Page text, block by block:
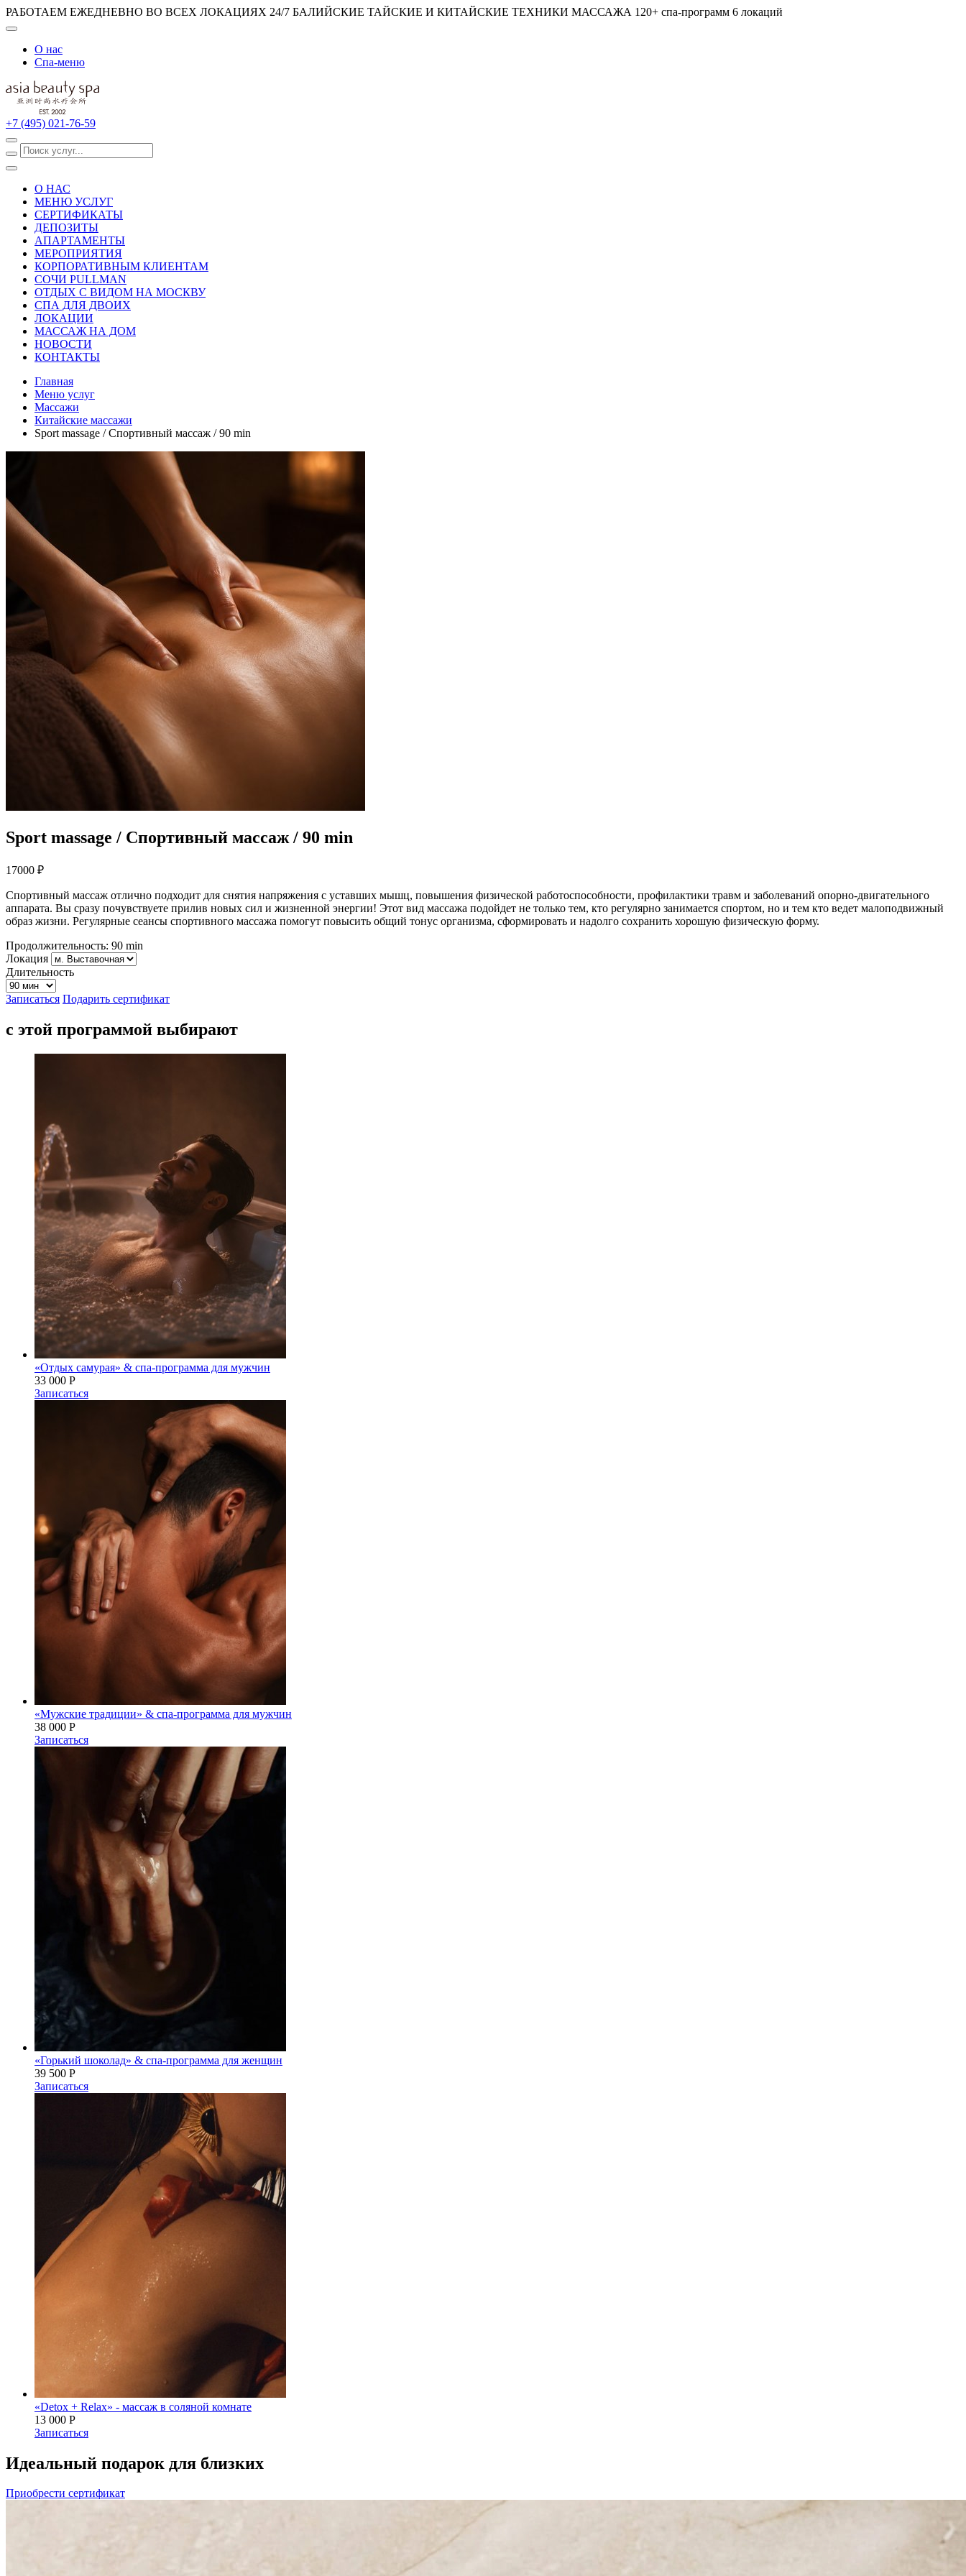
РАБОТАЕМ ЕЖЕДНЕВНО ВО ВСЕХ ЛОКАЦИЯХ 24/7 БАЛИЙСКИЕ ТАЙСКИЕ И КИТАЙСКИЕ ТЕХНИКИ МАССАЖА 120+ спа-программ 6 локаций
О нас
Спа-меню
+7 (495) 021-76-59
О НАС
МЕНЮ УСЛУГ
СЕРТИФИКАТЫ
ДЕПОЗИТЫ
АПАРТАМЕНТЫ
МЕРОПРИЯТИЯ
КОРПОРАТИВНЫМ КЛИЕНТАМ
СОЧИ PULLMAN
ОТДЫХ С ВИДОМ НА МОСКВУ
СПА ДЛЯ ДВОИХ
ЛОКАЦИИ
МАССАЖ НА ДОМ
НОВОСТИ
КОНТАКТЫ
Главная
Меню услуг
Массажи
Китайские массажи
Sport massage / Спортивный массаж / 90 min
Sport massage / Спортивный массаж / 90 min
17000 ₽
Спортивный массаж отлично подходит для снятия напряжения с уставших мышц, повышения физической работоспособности, профилактики травм и заболеваний опорно-двигательного
аппарата. Вы сразу почувствуете прилив новых сил и жизненной энергии! Этот вид массажа подойдет не только тем, кто регулярно занимается спортом, но и тем кто ведет малоподвижный
образ жизни. Регулярные сеансы спортивного массажа помогут повысить общий тонус организма, сформировать и надолго сохранить хорошую физическую форму.
Продолжительность: 90 min
Локация
Длительность
Записаться Подарить сертификат
с этой программой выбирают
«Отдых самурая» & спа-программа для мужчин
33 000 Р
Записаться
«Мужские традиции» & спа-программа для мужчин
38 000 Р
Записаться
«Горький шоколад» & спа-программа для женщин
39 500 Р
Записаться
«Detox + Relax» - массаж в соляной комнате
13 000 Р
Записаться
Идеальный подарок для близких
Приобрести сертификат